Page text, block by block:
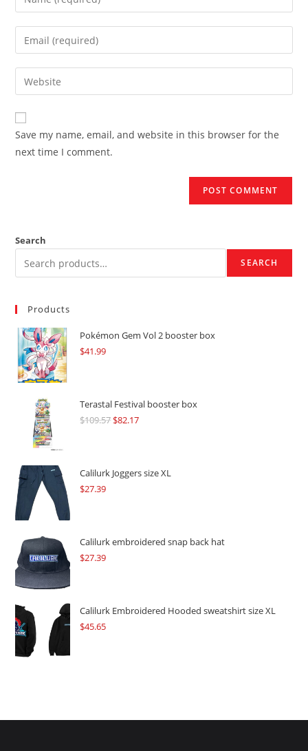
your
name
comment
Enter
your
email
address
comment
Enter
your
website
URL
(optional)
Save my name, email, and website in this browser for the
next time I comment.
Search
SEARCH
Products
Pokémon Gem Vol 2 booster box
$41.99
Terastal Festival booster box
$109.57Original
$109.57.
$82.17Current
$82.17.
Calilurk Joggers size XL
$27.39
Calilurk embroidered snap back hat
$27.39
Calilurk Embroidered Hooded sweatshirt size XL
$45.65